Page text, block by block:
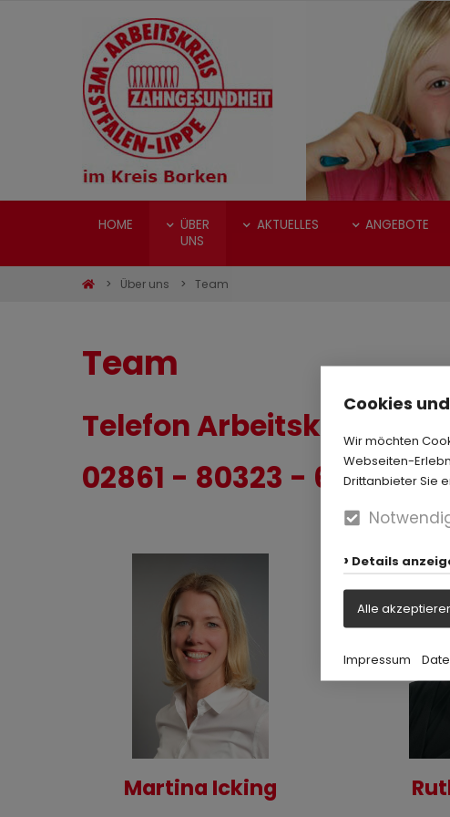
Cookies
Wir möchten
Webseiten-
Drittanbieter Sie
Details
Alle
Impressum
HOME
ÜBER
UNS
AKTUELLES ANGEBOTE
Über uns Team
Team
Telefon Arbeitskreis
02861 - 80323 - 60
Martina Icking